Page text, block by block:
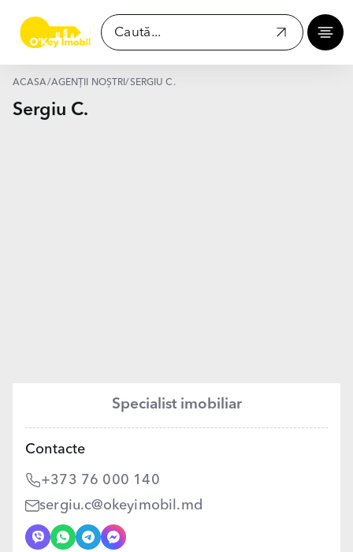
ACASĂ/AGENȚII NOȘTRI/SERGIU C.
Sergiu C.
Specialist imobiliar
Contacte
+373 76 000 140
sergiu.c@okeyimobil.md